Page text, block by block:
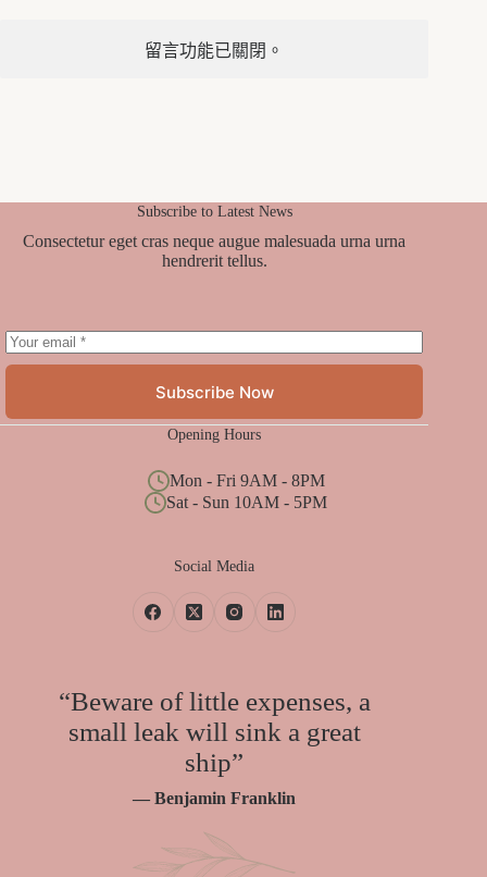
留言功能已關閉。
Subscribe to Latest News
Consectetur eget cras neque augue malesuada urna urna
hendrerit tellus.
Subscribe Now
Opening Hours
Mon - Fri 9AM - 8PM
Sat - Sun 10AM - 5PM
Social Media
“Beware of little expenses, a
small leak will sink a great
ship”
— Benjamin Franklin